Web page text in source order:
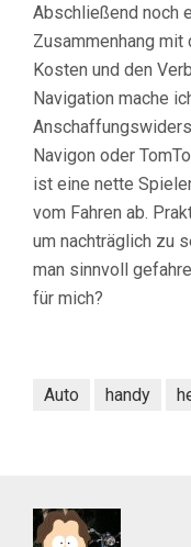
Abschließend noch
Zusammenhang mit
Kosten und den
Navigation mache
Navigon oder
ist eine nette
vom Fahren ab.
um nachträglich zu
man sinnvoll
für mich?
Auto handy